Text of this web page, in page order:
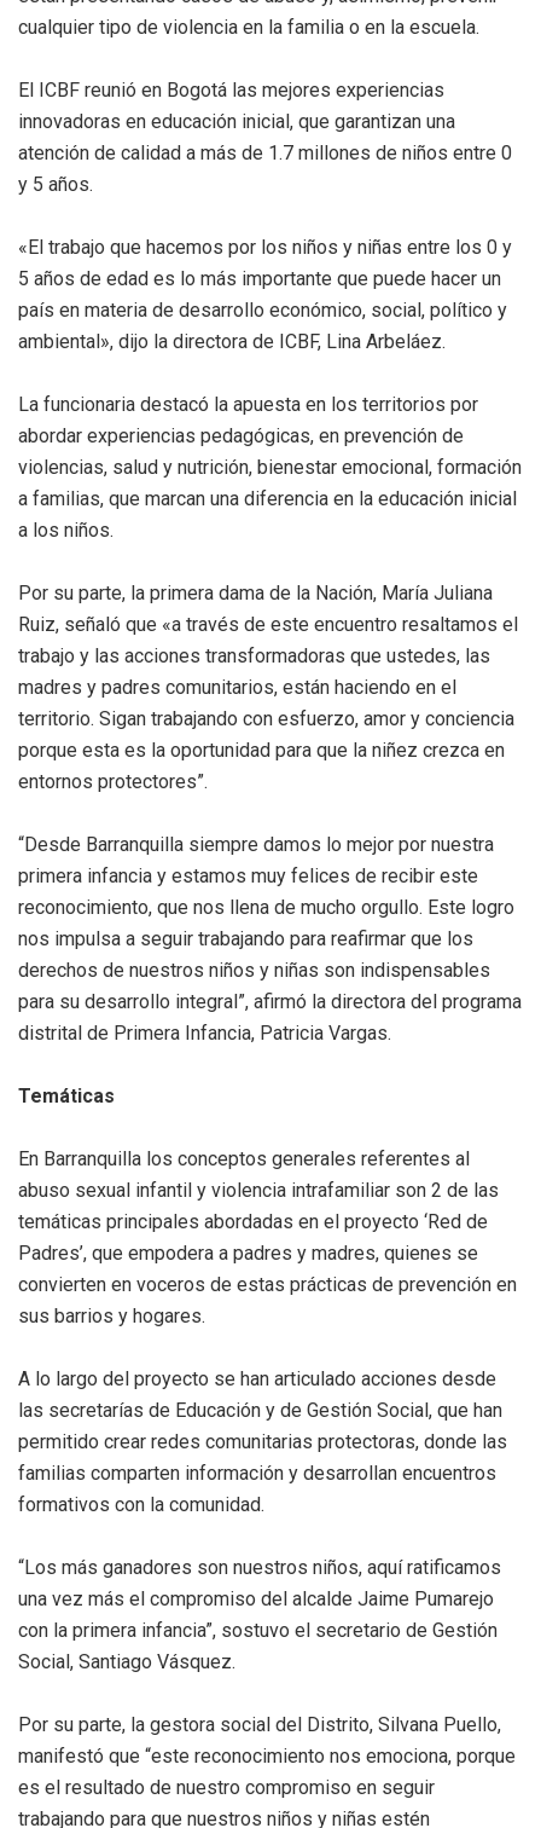
cualquier tipo de violencia en la familia o en la escuela.
El ICBF reunió en Bogotá las mejores experiencias
innovadoras en educación inicial, que garantizan una
atención de calidad a más de 1.7 millones de niños entre 0
y 5 años.
«El trabajo que hacemos por los niños y niñas entre los 0 y
5 años de edad es lo más importante que puede hacer un
país en materia de desarrollo económico, social, político y
ambiental», dijo la directora de ICBF, Lina Arbeláez.
La funcionaria destacó la apuesta en los territorios por
abordar experiencias pedagógicas, en prevención de
violencias, salud y nutrición, bienestar emocional, formación
a familias, que marcan una diferencia en la educación inicial
a los niños.
Por su parte, la primera dama de la Nación, María Juliana
Ruiz, señaló que «a través de este encuentro resaltamos el
trabajo y las acciones transformadoras que ustedes, las
madres y padres comunitarios, están haciendo en el
territorio. Sigan trabajando con esfuerzo, amor y conciencia
porque esta es la oportunidad para que la niñez crezca en
entornos protectores”.
“Desde Barranquilla siempre damos lo mejor por nuestra
primera infancia y estamos muy felices de recibir este
reconocimiento, que nos llena de mucho orgullo. Este logro
nos impulsa a seguir trabajando para reafirmar que los
derechos de nuestros niños y niñas son indispensables
para su desarrollo integral”, afirmó la directora del programa
distrital de Primera Infancia, Patricia Vargas.
Temáticas
En Barranquilla los conceptos generales referentes al
abuso sexual infantil y violencia intrafamiliar son 2 de las
temáticas principales abordadas en el proyecto ‘Red de
Padres’, que empodera a padres y madres, quienes se
convierten en voceros de estas prácticas de prevención en
sus barrios y hogares.
A lo largo del proyecto se han articulado acciones desde
las secretarías de Educación y de Gestión Social, que han
permitido crear redes comunitarias protectoras, donde las
familias comparten información y desarrollan encuentros
formativos con la comunidad.
“Los más ganadores son nuestros niños, aquí ratificamos
una vez más el compromiso del alcalde Jaime Pumarejo
con la primera infancia”, sostuvo el secretario de Gestión
Social, Santiago Vásquez.
Por su parte, la gestora social del Distrito, Silvana Puello,
manifestó que “este reconocimiento nos emociona, porque
es el resultado de nuestro compromiso en seguir
trabajando para que nuestros niños y niñas estén